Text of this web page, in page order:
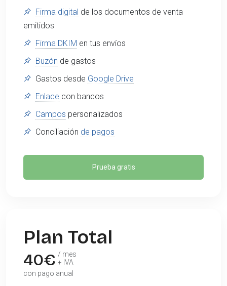
Firma digital de los documentos de venta
emitidos
Firma DKIM en tus envíos
Buzón de gastos
Gastos desde Google Drive
Enlace con bancos
Campos personalizados
Conciliación de pagos
Prueba gratis
Plan Total
40€ / mes
+ IVA
con pago anual